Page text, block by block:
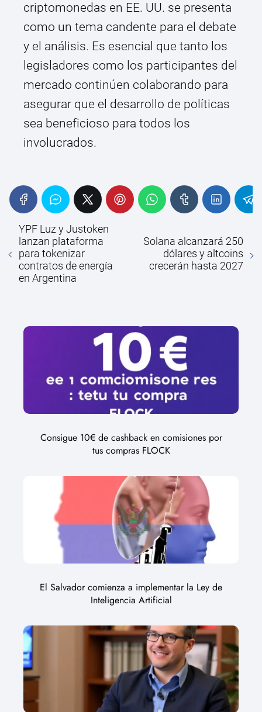
criptomonedas en EE. UU. se presenta
como un tema candente para el debate
y el análisis. Es esencial que tanto los
legisladores como los participantes del
mercado continúen colaborando para
asegurar que el desarrollo de políticas
sea beneficioso para todos los
involucrados.
YPF Luz y Justoken
lanzan plataforma
para tokenizar
contratos de energía
en Argentina
Solana alcanzará 250
dólares y altcoins
crecerán hasta 2027
Consigue 10€ de cashback en comisiones por
tus compras FLOCK
El Salvador comienza a implementar la Ley de
Inteligencia Artificial